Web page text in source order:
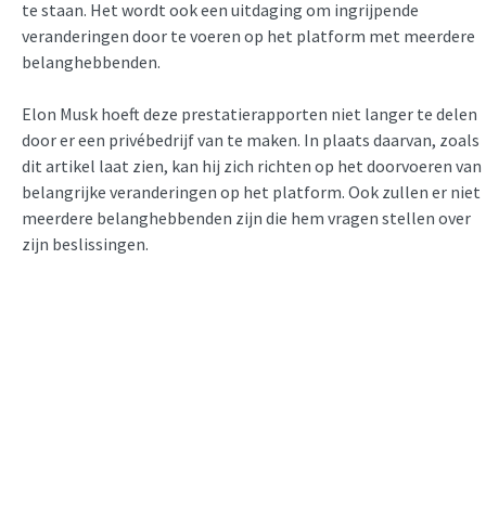
te staan. Het wordt ook een uitdaging om ingrijpende
veranderingen door te voeren op het platform met meerdere
belanghebbenden.
Elon Musk hoeft deze prestatierapporten niet langer te delen
door er een privébedrijf van te maken. In plaats daarvan, zoals
dit artikel laat zien, kan hij zich richten op het doorvoeren van
belangrijke veranderingen op het platform. Ook zullen er niet
meerdere belanghebbenden zijn die hem vragen stellen over
zijn beslissingen.